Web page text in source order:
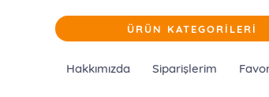
ÜRÜN KATEGORİLERİ
Hakkımızda Siparişlerim